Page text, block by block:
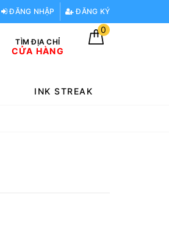
ĐĂNG NHẬP ĐĂNG KÝ
TÌM ĐỊA CHỈ
CỬA HÀNG
0
INK STREAK